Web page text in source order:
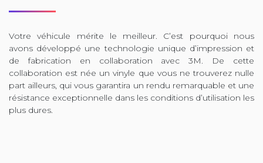
Votre véhicule mérite le meilleur. C’est pourquoi nous
avons développé une technologie unique d’impression et
de fabrication en collaboration avec 3M. De cette
collaboration est née un vinyle que vous ne trouverez nulle
part ailleurs, qui vous garantira un rendu remarquable et une
résistance exceptionnelle dans les conditions d’utilisation les
plus dures.